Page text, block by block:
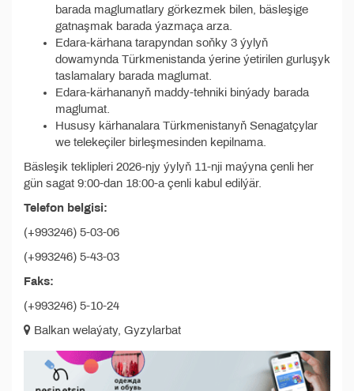
barada maglumatlary görkezmek bilen, bäsleşige
gatnaşmak barada ýazmaça arza.
Edara-kärhana tarapyndan soňky 3 ýylyň
dowamynda Türkmenistanda ýerine ýetirilen gurluşyk
taslamalary barada maglumat.
Edara-kärhananyň maddy-tehniki binýady barada
maglumat.
Hususy kärhanalara Türkmenistanyň Senagatçylar
we telekeçiler birleşmesinden kepilnama.
Bäsleşik teklipleri 2026-njy ýylyň 11-nji maýyna çenli her
gün sagat 9:00-dan 18:00-a çenli kabul edilýär.
Telefon belgisi:
(+993246) 5-03-06
(+993246) 5-43-03
Faks:
(+993246) 5-10-24
Balkan welaýaty, Gyzylarbat